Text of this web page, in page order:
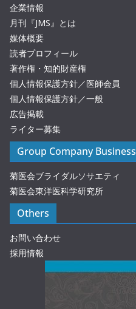
企業情報
月刊『JMS』とは
媒体概要
読者プロフィール
著作権・知的財産権
個人情報保護方針／医師会員
個人情報保護方針／一般
広告掲載
ライター募集
Group Company Business
菊医会ブライダルソサエティ
菊医会東洋医科学研究所
Others
お問い合わせ
採用情報